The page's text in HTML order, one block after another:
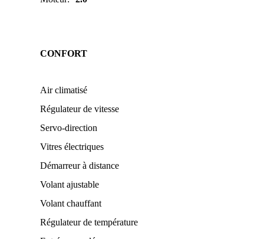
CONFORT
Air climatisé
Régulateur de vitesse
Servo-direction
Vitres électriques
Démarreur à distance
Volant ajustable
Volant chauffant
Régulateur de température